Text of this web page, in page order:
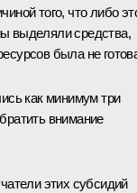
того, что либо
выделяли средства,
была не
как минимум три
внимание
этих субсидий